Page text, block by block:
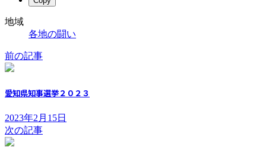
地域
各地の闘い
前の記事
愛知県知事選挙２０２３
2023年2月15日
次の記事